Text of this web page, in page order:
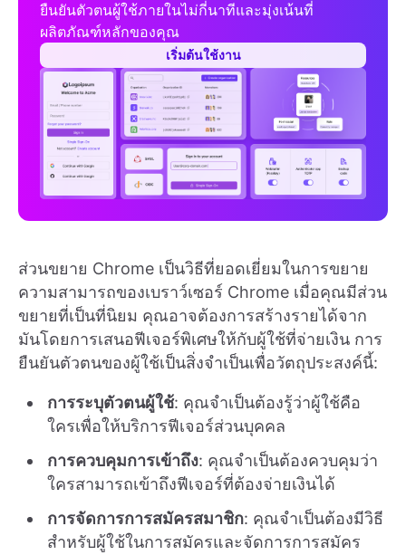
ยืนยันตัวตนผู้ใช้ภายในไม่กี่นาทีและมุ่งเน้นที่
ผลิตภัณฑ์หลักของคุณ
เริ่มต้นใช้งาน
ส่วนขยาย Chrome เป็นวิธีที่ยอดเยี่ยมในการขยาย
ความสามารถของเบราว์เซอร์ Chrome เมื่อคุณมีส่วน
ขยายที่เป็นที่นิยม คุณอาจต้องการสร้างรายได้จาก
มันโดยการเสนอฟีเจอร์พิเศษให้กับผู้ใช้ที่จ่ายเงิน การ
ยืนยันตัวตนของผู้ใช้เป็นสิ่งจำเป็นเพื่อวัตถุประสงค์นี้:
การระบุตัวตนผู้ใช้: คุณจำเป็นต้องรู้ว่าผู้ใช้คือ
ใครเพื่อให้บริการฟีเจอร์ส่วนบุคคล
การควบคุมการเข้าถึง: คุณจำเป็นต้องควบคุมว่า
ใครสามารถเข้าถึงฟีเจอร์ที่ต้องจ่ายเงินได้
การจัดการการสมัครสมาชิก: คุณจำเป็นต้องมีวิธี
สำหรับผู้ใช้ในการสมัครและจัดการการสมัคร